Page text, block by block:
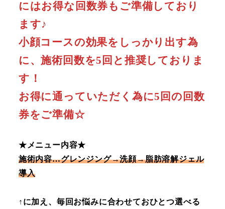
にはお得な回数券もご準備しており
ます♪
小顔コースの効果をしっかり出す為
に、施術回数を5回と推奨しておりま
す！
お得に通っていただく為に5回の回数
券をご準備☆
★メニュー内容★
施術内容…グレンジング→洗顔→脂肪溶解ジェル
導入
↑に加え、毎回お悩みに合わせておひとつ選べる